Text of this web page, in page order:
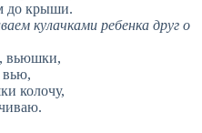
до крыши.
кулачками ребенка друг о
вьюшки,
колочу,